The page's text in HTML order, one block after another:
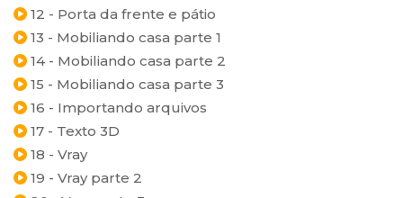
12 - Porta da frente e pátio
13 - Mobiliando casa parte 1
14 - Mobiliando casa parte 2
15 - Mobiliando casa parte 3
16 - Importando arquivos
17 - Texto 3D
18 - Vray
19 - Vray parte 2